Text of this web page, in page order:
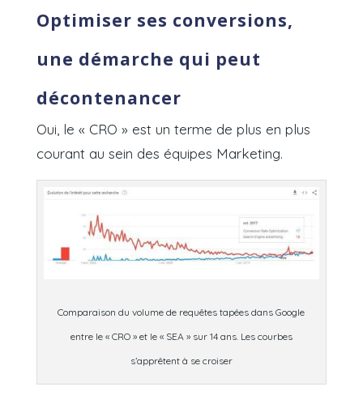
Optimiser ses conversions,
une démarche qui peut
décontenancer
Oui, le « CRO » est un terme de plus en plus
courant au sein des équipes Marketing.
Comparaison du volume de requêtes tapées dans Google
entre le « CRO » et le « SEA » sur 14 ans. Les courbes
s’apprêtent à se croiser